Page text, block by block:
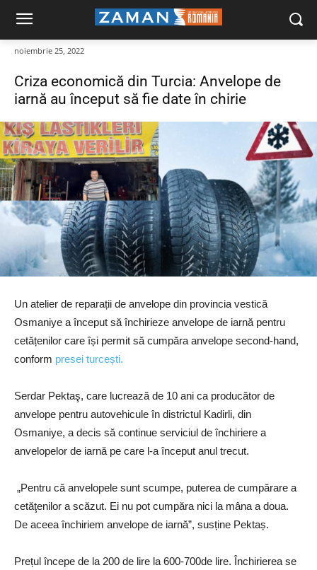
noiembrie 25, 2022
Criza economică din Turcia: Anvelope de
iarnă au început să fie date în chirie
Un atelier de reparații de anvelope din provincia vestică
Osmaniye a început să închirieze anvelope de iarnă pentru
cetățenilor care își permit să cumpăra anvelope second-hand,
conform presei turcești.
Serdar Pektaş, care lucrează de 10 ani ca producător de
anvelope pentru autovehicule în districtul Kadirli, din
Osmaniye, a decis să continue serviciul de închiriere a
anvelopelor de iarnă pe care l-a început anul trecut.
„Pentru că anvelopele sunt scumpe, puterea de cumpărare a
cetăţenilor a scăzut. Ei nu pot cumpăra nici la mâna a doua.
De aceea închiriem anvelope de iarnă”, susține Pektaș.
Prețul începe de la 200 de lire la 600-700de lire. Închirierea se